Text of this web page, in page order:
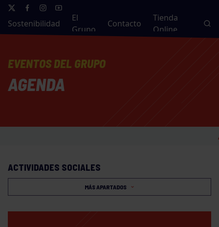
Sostenibilidad
El
Grupo
Contacto
Tienda
Online
EVENTOS DEL GRUPO
AGENDA
ACTIVIDADES SOCIALES
MÁS APARTADOS